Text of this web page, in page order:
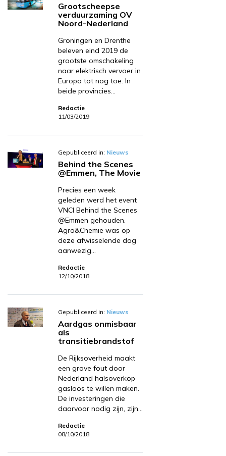
Grootscheepse
verduurzaming OV
Noord-Nederland
Groningen en Drenthe
beleven eind 2019 de
grootste omschakeling
naar elektrisch vervoer in
Europa tot nog toe. In
beide provincies…
Redactie
11/03/2019
Gepubliceerd in: Nieuws
Behind the Scenes
@Emmen, The Movie
Precies een week
geleden werd het event
VNCI Behind the Scenes
@Emmen gehouden.
Agro&Chemie was op
deze afwisselende dag
aanwezig…
Redactie
12/10/2018
Gepubliceerd in: Nieuws
Aardgas onmisbaar
als
transitiebrandstof
De Rijksoverheid maakt
een grove fout door
Nederland halsoverkop
gasloos te willen maken.
De investeringen die
daarvoor nodig zijn, zijn…
Redactie
08/10/2018